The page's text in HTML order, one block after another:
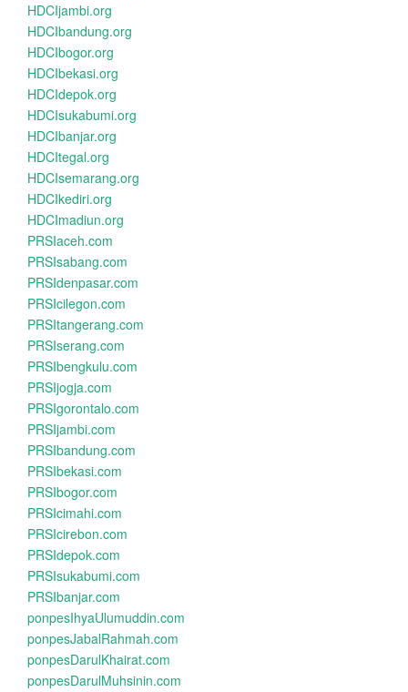
HDCIjambi.org
HDCIbandung.org
HDCIbogor.org
HDCIbekasi.org
HDCIdepok.org
HDCIsukabumi.org
HDCIbanjar.org
HDCItegal.org
HDCIsemarang.org
HDCIkediri.org
HDCImadiun.org
PRSIaceh.com
PRSIsabang.com
PRSIdenpasar.com
PRSIcilegon.com
PRSItangerang.com
PRSIserang.com
PRSIbengkulu.com
PRSIjogja.com
PRSIgorontalo.com
PRSIjambi.com
PRSIbandung.com
PRSIbekasi.com
PRSIbogor.com
PRSIcimahi.com
PRSIcirebon.com
PRSIdepok.com
PRSIsukabumi.com
PRSIbanjar.com
ponpesIhyaUlumuddin.com
ponpesJabalRahmah.com
ponpesDarulKhairat.com
ponpesDarulMuhsinin.com